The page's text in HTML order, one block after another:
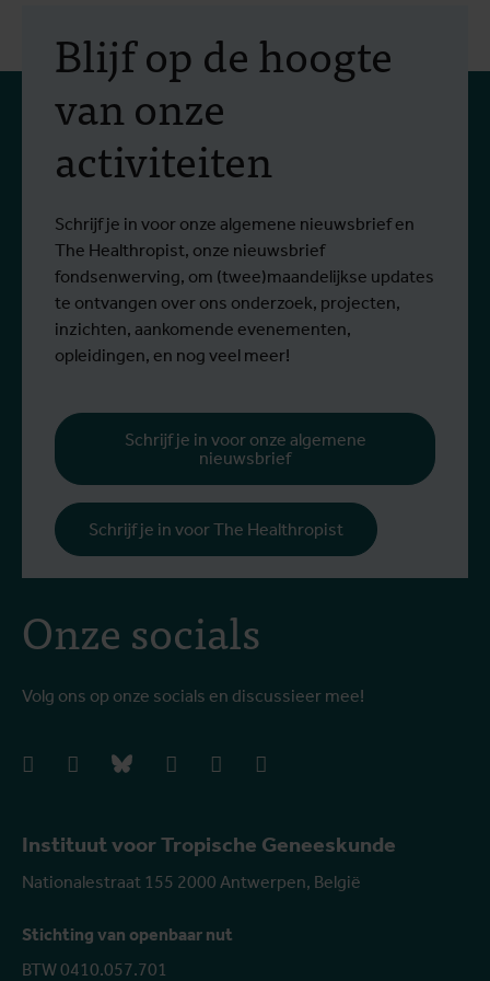
Instituut voor Tropische Geneeskunde
Nationalestraat 155 2000 Antwerpen, België
Stichting van openbaar nut
BTW 0410.057.701
Onze socials
Volg ons op onze socials en discussieer mee!
facebookinstagrambluesky linkedIn youtube
Blijf op de hoogte
van onze
activiteiten
Schrijf je in voor onze algemene nieuwsbrief en
The Healthropist, onze nieuwsbrief
fondsenwerving, om (twee)maandelijkse updates
te ontvangen over ons onderzoek, projecten,
inzichten, aankomende evenementen,
opleidingen, en nog veel meer!
Schrijf je in voor onze algemene
nieuwsbrief
Schrijf je in voor The Healthropist